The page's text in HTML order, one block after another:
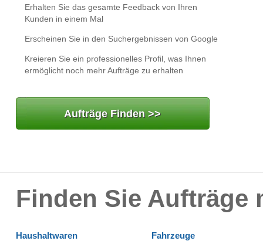
Erhalten Sie das gesamte Feedback von Ihren
Kunden in einem Mal
Erscheinen Sie in den Suchergebnissen von Google
Kreieren Sie ein professionelles Profil, was Ihnen
ermöglicht noch mehr Aufträge zu erhalten
Aufträge Finden >>
Finden Sie Aufträge
Haushaltwaren Fahrzeuge